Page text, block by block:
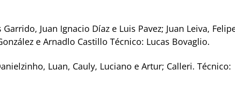
Juan Ignacio Díaz e Luis Pavez; Juan Leiva,
e Arnadlo Castillo Técnico: Lucas Bovaglio.
Luan, Cauly, Luciano e Artur; Calleri. Técnico: